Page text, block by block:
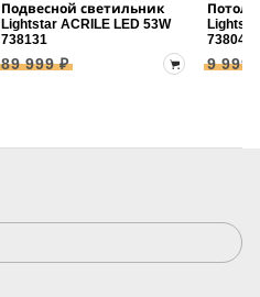
Подвесной светильник
Lightstar ACRILE LED 53W
738131
89 999 ₽
738043
9 999